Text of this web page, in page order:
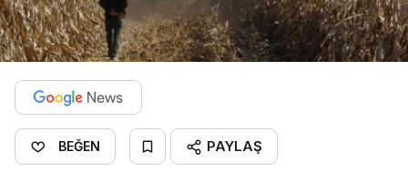
BEĞEN PAYLAŞ